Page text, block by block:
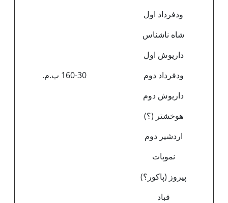
ودفرداد اول
شاه ناشناس
داریوش اول
ودفرداد دوم
داریوش دوم
هوخشتر (؟)
اردشیر دوم
160-30 پ.م.
نموپات
پیروز (پاکور؟)
قباد